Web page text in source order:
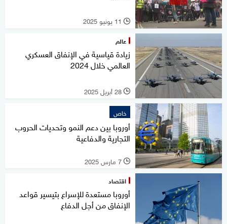
l 11 يونيو 2025
عالم
زيادة قياسية في الإنفاق العسكري
العالمي خلال 2024
l 28 أبريل 2025
خاص
أوروبا بين دعم النمو وتحديات الحروب
التجارية والدفاعية
l 7 مارس 2025
اقتصاد
أوروبا مستعدة للإسراع بتيسير قواعد
الإنفاق من أجل الدفاع